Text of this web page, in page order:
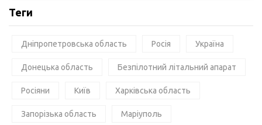
Теги
Дніпропетровська область Росія Україна
Донецька область Безпілотний літальний апарат
Росіяни Київ Харківська область
Запорізька область Маріуполь